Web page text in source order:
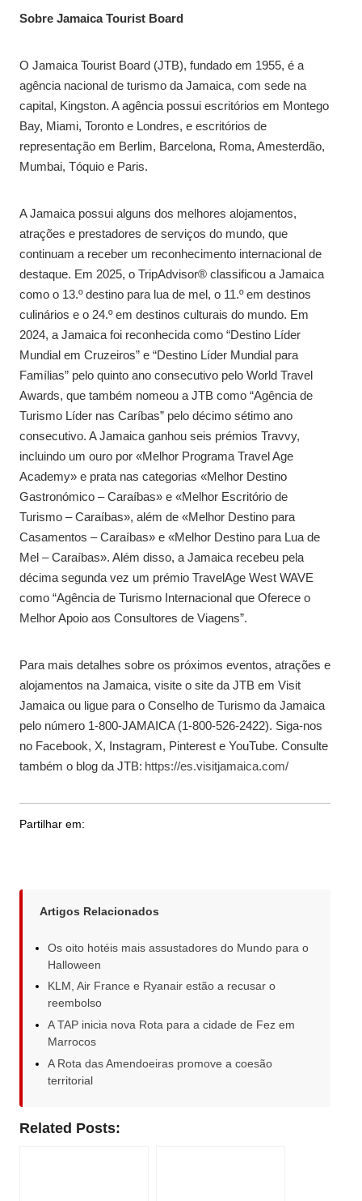
Sobre Jamaica Tourist Board
O Jamaica Tourist Board (JTB), fundado em 1955, é a
agência nacional de turismo da Jamaica, com sede na
capital, Kingston. A agência possui escritórios em Montego
Bay, Miami, Toronto e Londres, e escritórios de
representação em Berlim, Barcelona, Roma, Amesterdão,
Mumbai, Tóquio e Paris.
A Jamaica possui alguns dos melhores alojamentos,
atrações e prestadores de serviços do mundo, que
continuam a receber um reconhecimento internacional de
destaque. Em 2025, o TripAdvisor® classificou a Jamaica
como o 13.º destino para lua de mel, o 11.º em destinos
culinários e o 24.º em destinos culturais do mundo. Em
2024, a Jamaica foi reconhecida como “Destino Líder
Mundial em Cruzeiros” e “Destino Líder Mundial para
Famílias” pelo quinto ano consecutivo pelo World Travel
Awards, que também nomeou a JTB como “Agência de
Turismo Líder nas Caríbas” pelo décimo sétimo ano
consecutivo. A Jamaica ganhou seis prémios Travvy,
incluindo um ouro por «Melhor Programa Travel Age
Academy» e prata nas categorias «Melhor Destino
Gastronómico – Caraíbas» e «Melhor Escritório de
Turismo – Caraíbas», além de «Melhor Destino para
Casamentos – Caraíbas» e «Melhor Destino para Lua de
Mel – Caraíbas». Além disso, a Jamaica recebeu pela
décima segunda vez um prémio TravelAge West WAVE
como “Agência de Turismo Internacional que Oferece o
Melhor Apoio aos Consultores de Viagens”.
Para mais detalhes sobre os próximos eventos, atrações e
alojamentos na Jamaica, visite o site da JTB em Visit
Jamaica ou ligue para o Conselho de Turismo da Jamaica
pelo número 1-800-JAMAICA (1-800-526-2422). Siga-nos
no Facebook, X, Instagram, Pinterest e YouTube. Consulte
também o blog da JTB: https://es.visitjamaica.com/
Partilhar em:
Artigos Relacionados
Os oito hotéis mais assustadores do Mundo para o
Halloween
KLM, Air France e Ryanair estão a recusar o
reembolso
A TAP inicia nova Rota para a cidade de Fez em
Marrocos
A Rota das Amendoeiras promove a coesão
territorial
Related Posts: